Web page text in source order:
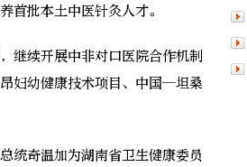
批本土中医针灸人才。
续开展中非对口医院合作机制
妇幼健康技术项目、中国—坦桑
奇温加为湖南省卫生健康委员